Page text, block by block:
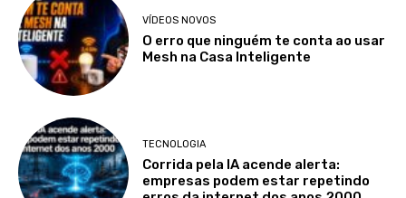
VÍDEOS NOVOS
O erro que ninguém te conta ao usar
Mesh na Casa Inteligente
TECNOLOGIA
Corrida pela IA acende alerta:
empresas podem estar repetindo